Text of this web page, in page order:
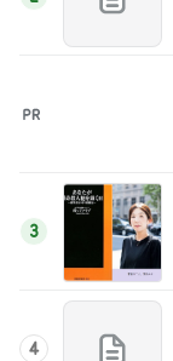
3
4
5